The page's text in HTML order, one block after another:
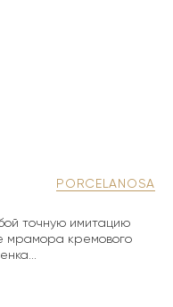
PORCELANOSA
точную имитацию
мрамора кремового